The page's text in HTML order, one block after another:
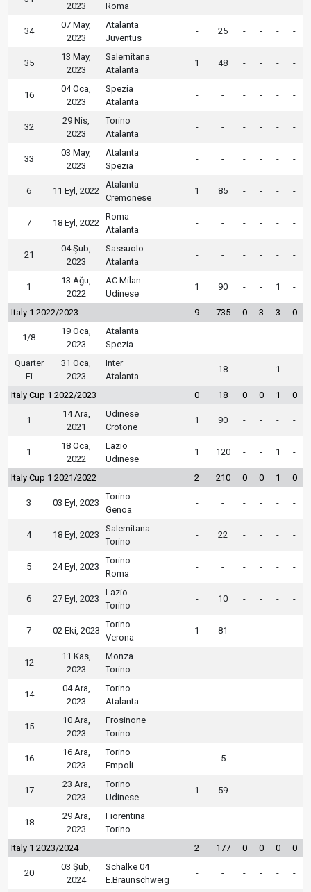
2023 Roma
34
07 May,
2023
Atalanta
Juventus
- 25 - - - -
35
13 May,
2023
Salernitana
Atalanta
1 48 - - - -
16
04 Oca,
2023
Spezia
Atalanta
- - - - - -
32
29 Nis,
2023
Torino
Atalanta
- - - - - -
33
03 May,
2023
Atalanta
Spezia
- - - - - -
6 11 Eyl, 2022
Atalanta
Cremonese
1 85 - - - -
7 18 Eyl, 2022
Roma
Atalanta
- - - - - -
21
04 Şub,
2023
Sassuolo
Atalanta
- - - - - -
1
13 Ağu,
2022
AC Milan
Udinese
1 90 - - 1 -
Italy 1 2022/2023 9 735 0 3 3 0
1/8
19 Oca,
2023
Atalanta
Spezia
- - - - - -
Quarter
Fi
31 Oca,
2023
Inter
Atalanta
- 18 - - 1 -
Italy Cup 1 2022/2023 0 18 0 0 1 0
1
14 Ara,
2021
Udinese
Crotone
1 90 - - - -
1
18 Oca,
2022
Lazio
Udinese
1 120 - - 1 -
Italy Cup 1 2021/2022 2 210 0 0 1 0
3 03 Eyl, 2023
Torino
Genoa
- - - - - -
4 18 Eyl, 2023
Salernitana
Torino
- 22 - - - -
5 24 Eyl, 2023
Torino
Roma
- - - - - -
6 27 Eyl, 2023
Lazio
Torino
- 10 - - - -
7 02 Eki, 2023
Torino
Verona
1 81 - - - -
12
11 Kas,
2023
Monza
Torino
- - - - - -
14
04 Ara,
2023
Torino
Atalanta
- - - - - -
15
10 Ara,
2023
Frosinone
Torino
- - - - - -
16
16 Ara,
2023
Torino
Empoli
- 5 - - - -
17
23 Ara,
2023
Torino
Udinese
1 59 - - - -
18
29 Ara,
2023
Fiorentina
Torino
- - - - - -
Italy 1 2023/2024 2 177 0 0 0 0
20
03 Şub,
2024
Schalke 04
E.Braunschweig
- - - - - -